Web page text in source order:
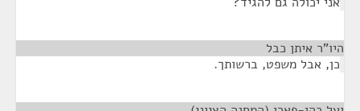
היו"ר איתן כבל
כן, אבל משפט, ברשותך.